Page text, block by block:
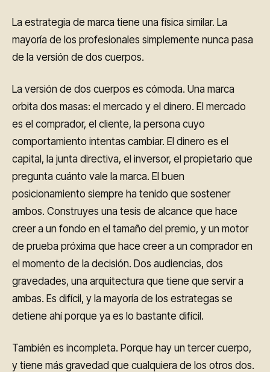
La estrategia de marca tiene una física similar. La
mayoría de los profesionales simplemente nunca pasa
de la versión de dos cuerpos.
La versión de dos cuerpos es cómoda. Una marca
orbita dos masas: el mercado y el dinero. El mercado
es el comprador, el cliente, la persona cuyo
comportamiento intentas cambiar. El dinero es el
capital, la junta directiva, el inversor, el propietario que
pregunta cuánto vale la marca. El buen
posicionamiento siempre ha tenido que sostener
ambos. Construyes una tesis de alcance que hace
creer a un fondo en el tamaño del premio, y un motor
de prueba próxima que hace creer a un comprador en
el momento de la decisión. Dos audiencias, dos
gravedades, una arquitectura que tiene que servir a
ambas. Es difícil, y la mayoría de los estrategas se
detiene ahí porque ya es lo bastante difícil.
También es incompleta. Porque hay un tercer cuerpo,
y tiene más gravedad que cualquiera de los otros dos.